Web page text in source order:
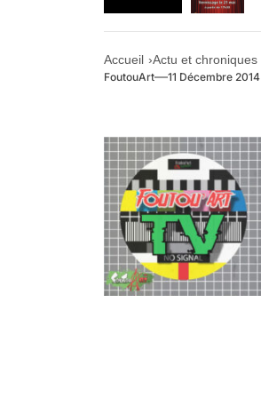
Accueil Actu et chroniques
FoutouArt 11 Décembre 2014